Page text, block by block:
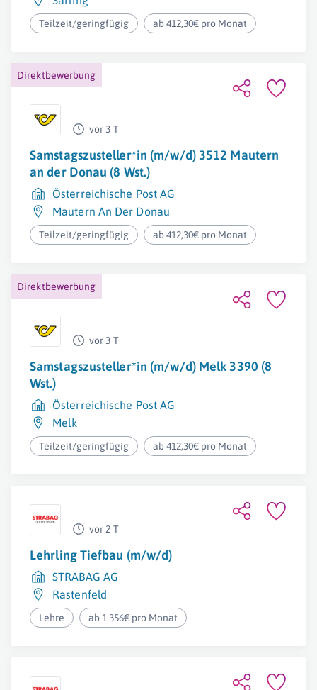
Teilzeit/geringfügig ab 412,30€ pro Monat
Direktbewerbung
vor 3 T
Samstagszusteller*in (m/w/d) 3512 Mautern
an der Donau (8 Wst.)
Österreichische Post AG
Mautern An Der Donau
Teilzeit/geringfügig ab 412,30€ pro Monat
Direktbewerbung
vor 3 T
Samstagszusteller*in (m/w/d) Melk 3390 (8
Wst.)
Österreichische Post AG
Melk
Teilzeit/geringfügig ab 412,30€ pro Monat
vor 2 T
Lehrling Tiefbau (m/w/d)
STRABAG AG
Rastenfeld
Lehre ab 1.356€ pro Monat